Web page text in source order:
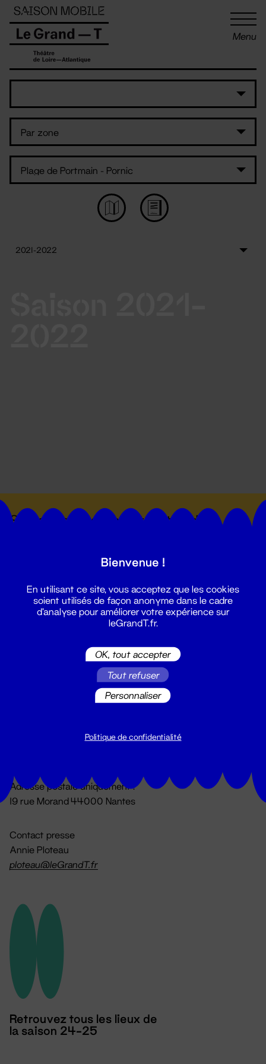
Menu
Suivez toutes les actualités du
Du lundi au vendredi 14h → 18h
Adresse postale uniquement :
19 rue Morand 44000 Nantes
Contact presse
Annie Ploteau
ploteau@leGrandT.fr
Retrouvez tous les lieux de
la saison 24-25
Panneau de gestion des cookies
Bienvenue !
En utilisant ce site, vous acceptez que les cookies
soient utilisés de façon anonyme dans le cadre
d'analyse pour améliorer votre expérience sur
leGrandT.fr.
OK, tout accepter
Tout refuser
Personnaliser
Politique de confidentialité